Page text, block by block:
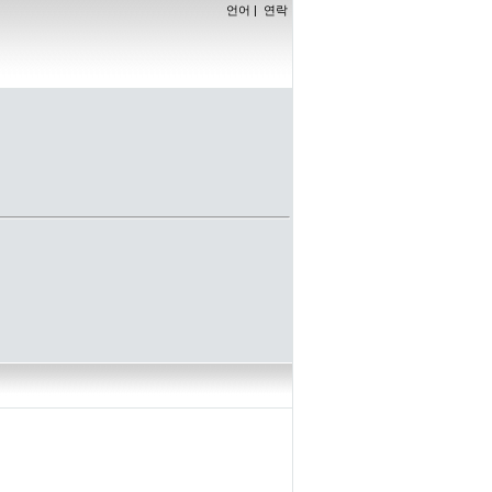
언어 | 연락